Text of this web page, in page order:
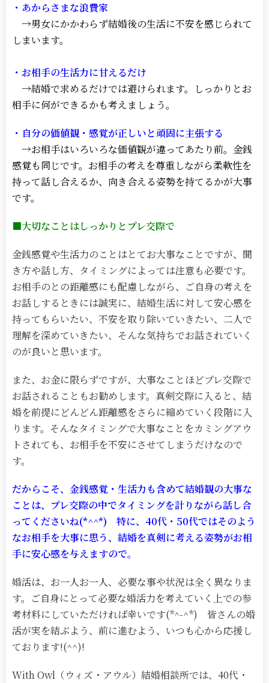
・あからさまな浪費家
→男女にかかわらず結婚後の生活に不安を感じられて
しまいます。
・お相手の生活力に甘えるだけ
→結婚で求めるだけでは避けられます。しっかりとお
相手に何ができるかも考えましょう。
・自分の価値観・感覚が正しいと頑固に主張する
→お相手はいろいろな価値観が違ってあたり前。金銭
感覚も同じです。お相手の考えを尊重しながら柔軟性を
持って話し合えるか、向き合える姿勢を持てるかが大事
です。
■大切なことはしっかりとプレ交際で
金銭感覚や生活力のことはとてお大事なことですが、聞
き方や話し方、タイミングによっては注意も必要です。
お相手のとの距離感にも配慮しながら、ご自身の考えを
お話しするときには誠実に、結婚生活に対して安心感を
持ってもらいたい、不安を取り除いていきたい、二人で
理解を深めていきたい、そんな気持ちでお話されていく
のが良いと思います。
また、お金に限らずですが、大事なことほどプレ交際で
お話されることもお勧めします。真剣交際に入ると、結
婚を前提にどんどん距離感をさらに縮めていく段階に入
ります。そんなタイミングで大事なことをカミングアウ
トされても、お相手を不安にさせてしまうだけなので
す。
だからこそ、金銭感覚・生活力も含めて結婚観の大事な
ことは、プレ交際の中でタイミングを計りながら話し合
ってくださいね(*^^*) 特に、40代・50代ではそのよう
なお相手を大事に思う、結婚を真剣に考える姿勢がお相
手に安心感を与えますので。
婚活は、お一人お一人、必要な事や状況は全く異なりま
す。ご自身にとって必要な婚活力を考えていく上での参
考材料にしていただければ幸いです(*^-^*) 皆さんの婚
活が実を結ぶよう、前に進むよう、いつも心から応援し
ております!(^^)!
With Owl（ウィズ・アウル）結婚相談所では、40代・